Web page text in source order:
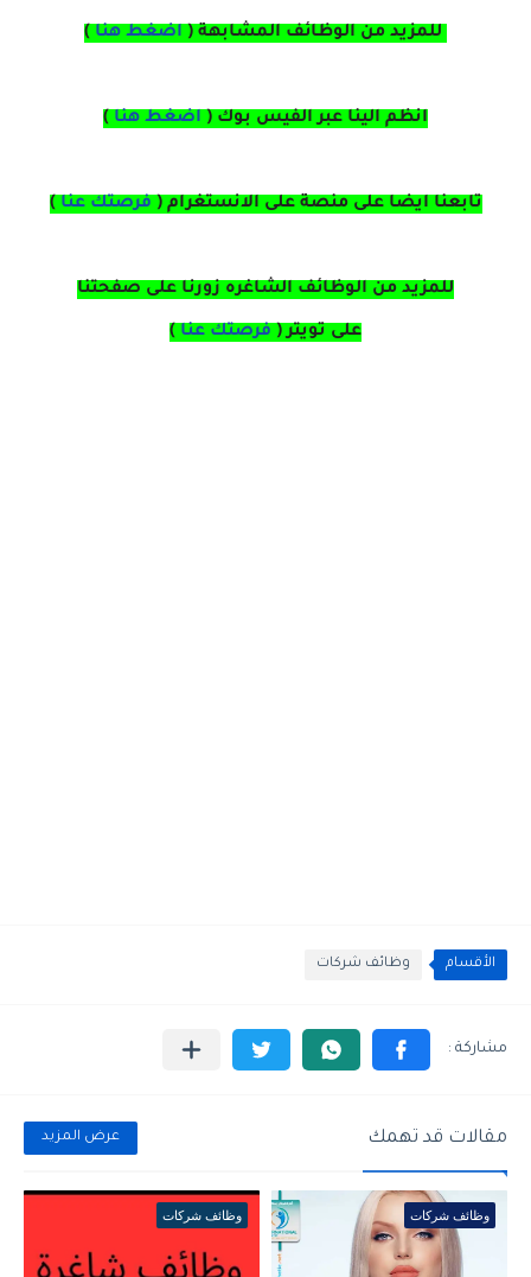
للمزيد من الوظائف المشابهة ( اضغط هنا )
انظم الينا عبر الفيس بوك ( اضغط هنا )
تابعنا ايضا على منصة على الانستغرام ( فرصتك عنا )
للمزيد من الوظائف الشاغره زورنا على صفحتنا
على تويتر( فرصتك عنا )
الأقسام وظائف شركات
مقالات قد تهمك عرض المزيد
وظائف شركات وظائف شركات